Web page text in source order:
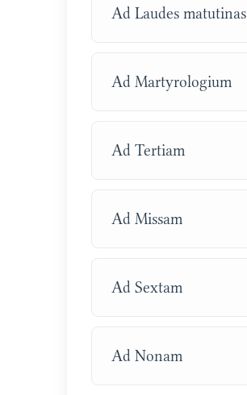
Ad Laudes matutinas
Ad Martyrologium
Ad Tertiam
Ad Missam
Ad Sextam
Ad Nonam